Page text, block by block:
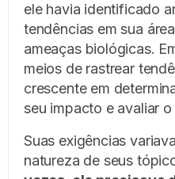
ele havia identificado
tendências em sua
ameaças biológicas.
meios de rastrear
crescente em
seu impacto e avaliar
Suas exigências
natureza de seus